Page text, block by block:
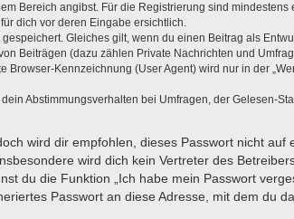
Bereich angibst. Für die Registrierung sind
dich vor deren Eingabe ersichtlich.
Gleiches gilt, wenn du einen Beitrag als
Beiträgen (dazu zählen Private Nachrichten und
Kennzeichnung (User Agent) wird nur in der
Abstimmungsverhalten bei Umfragen, der Gelesen-
wird dir empfohlen, dieses Passwort nicht
wird dich kein Vertreter des
du die Funktion „Ich habe mein Passwort
Passwort an diese Adresse, mit dem du